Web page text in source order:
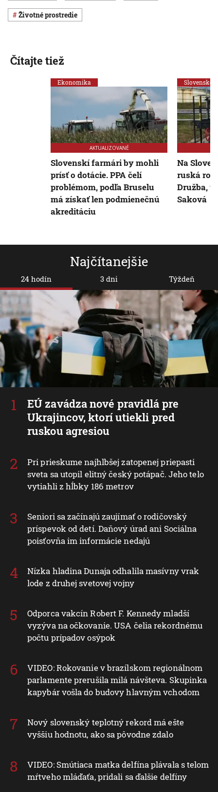
Životné prostredie
Najčítanejšie
24 hodín
EÚ zavádza nové pravidlá pre
Ukrajincov, ktorí utiekli pred
ruskou agresiou
Pri prieskume najhlbšej zatopenej priepasti
sveta sa utopil elitný český potápač. Jeho telo
vytiahli z hĺbky 186 metrov
Seniori sa začínajú zaujímať o rodičovský
príspevok od detí. Daňový úrad ani Sociálna
poisťovňa im informácie nedajú
Nízka hladina Dunaja odhalila masívny vrak
lode z druhej svetovej vojny
Odporca vakcín Robert F. Kennedy mladší
vyzýva na očkovanie. USA čelia rekordnému
počtu prípadov osýpok
VIDEO: Rokovanie v brazílskom regionálnom
parlamente prerušila milá návšteva. Skupinka
kapybár vošla do budovy hlavným vchodom
Nový slovenský teplotný rekord má ešte
vyššiu hodnotu, ako sa pôvodne zdalo
VIDEO: Smútiaca matka delfína plávala s telom
mŕtveho mláďaťa, pridali sa ďalšie delfíny
3 dni Týždeň
Čítajte tiež
Ekonomika
AKTUALIZOVANÉ
Slovenskí farmári by mohli
prísť o dotácie. PPA čelí
problémom, podľa Bruselu
má získať len podmienečnú
akreditáciu
Slovensko
Na
ruská
Družba,
Saková